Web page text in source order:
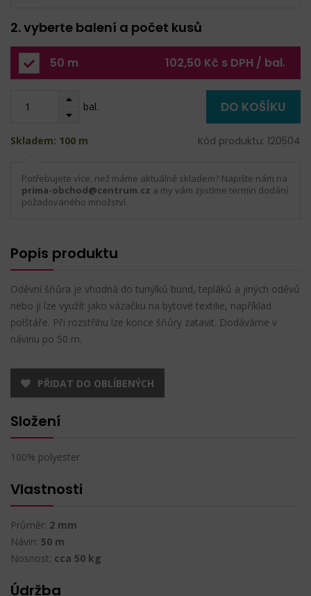
2. vyberte balení a počet kusů
50 m 102,50 Kč s DPH / bal.
bal. DO KOŠÍKU
Skladem: 100 m Kód produktu: 120504
Potřebujete více, než máme aktuálně skladem? Napište nám na
prima-obchod@centrum.cz a my vám zjistíme termín dodání
požadovaného množství.
Popis produktu
Oděvní šňůra je vhodná do tunýlků bund, tepláků a jiných oděvů
nebo ji lze využít jako vázačku na bytové textilie, například
polštáře. Při rozstřihu lze konce šňůry zatavit. Dodáváme v
návinu po 50 m.
PŘIDAT DO OBLÍBENÝCH
Složení
100% polyester
Vlastnosti
Průměr: 2 mm
Návin: 50 m
Nosnost: cca 50 kg
Údržba